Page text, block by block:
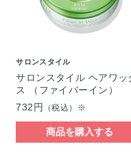
サロンスタイル
サロンスタイル ヘアワッ
ス （ファイバーイン）
732円
（税込）※
商品を購入する